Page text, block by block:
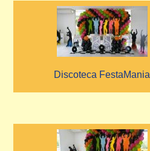
Discoteca FestaMania